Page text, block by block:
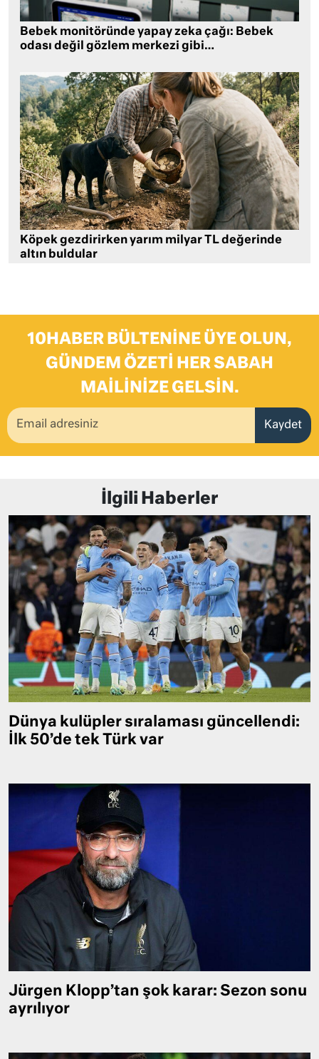
Bebek monitöründe yapay zeka çağı: Bebek
odası değil gözlem merkezi gibi…
Köpek gezdirirken yarım milyar TL değerinde
altın buldular
10HABER BÜLTENINE ÜYE OLUN,
GÜNDEM ÖZETI HER SABAH
MAILINIZE GELSIN.
Kaydet
İlgili Haberler
Dünya kulüpler sıralaması güncellendi:
İlk 50’de tek Türk var
Jürgen Klopp’tan şok karar: Sezon sonu
ayrılıyor